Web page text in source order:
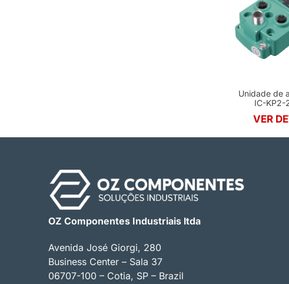
Unidade de
IC-KP2-
VER
OZ Componentes Industriais ltda
Avenida José Giorgi, 280
Business Center – Sala 37
06707-100 – Cotia, SP – Brazil